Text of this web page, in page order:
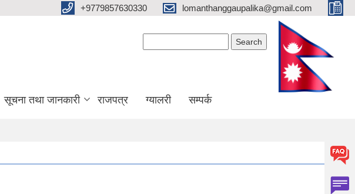
+9779857630330 lomanthanggaupalika@gmail.com
सूचना तथा जानकारी राजपत्र ग्यालरी सम्पर्क